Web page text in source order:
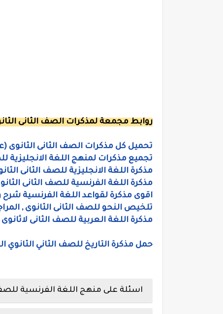
روابط مجمعة لمذكرات الصف الثانى
تحميل كل مذكرات الصف الثانى الثانوى
تجميع مذكرات لمنهج اللغة الانجليزية للصف
مذكرة اللغة الانجليزية للصف الثانى
مذكرة اللغة الفرنسية للصف الثانى
اقوى مذكرة لقواعد اللغة الفرنسية
تلخيص النحو للصف الثانى الثانوى ,
مذكرة اللغة العربية للصف الثانى
حمل مذكرة التاريخ للصف الثاني الثانوي
اسئلة على منهج اللغة الفرنسية للصف